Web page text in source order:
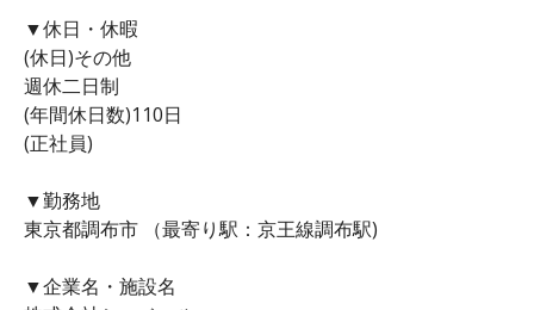
▼休日・休暇
(休日)その他
週休二日制
(年間休日数)110日
(正社員)
▼勤務地
東京都調布市 （最寄り駅：京王線調布駅)
▼企業名・施設名